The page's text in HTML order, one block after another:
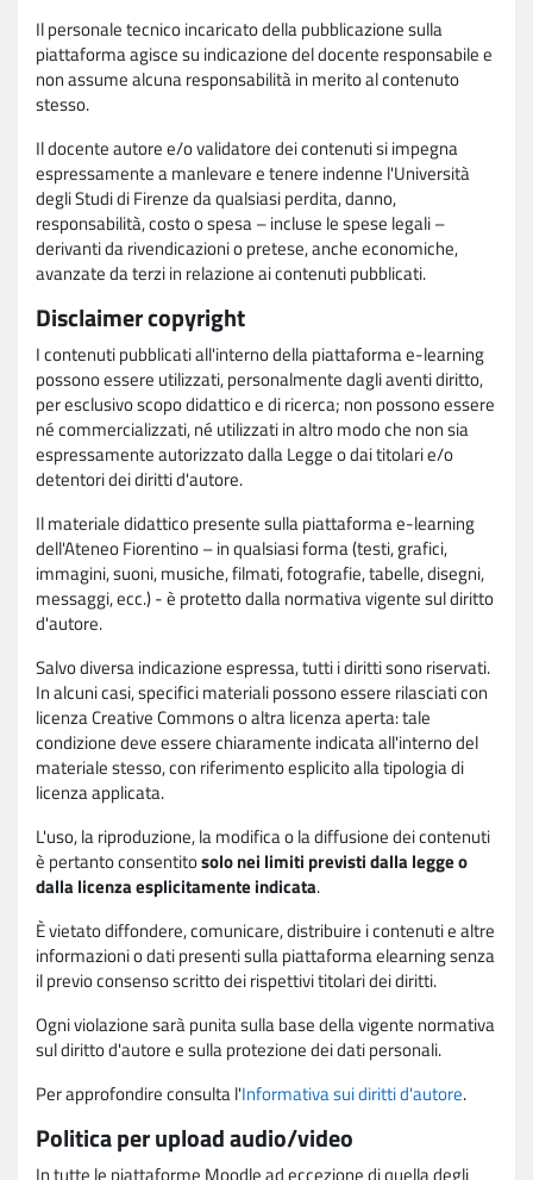
Il personale tecnico incaricato della pubblicazione sulla
piattaforma agisce su indicazione del docente responsabile e
non assume alcuna responsabilità in merito al contenuto
stesso.
Il docente autore e/o validatore dei contenuti si impegna
espressamente a manlevare e tenere indenne l'Università
degli Studi di Firenze da qualsiasi perdita, danno,
responsabilità, costo o spesa – incluse le spese legali –
derivanti da rivendicazioni o pretese, anche economiche,
avanzate da terzi in relazione ai contenuti pubblicati.
Disclaimer copyright
I contenuti pubblicati all'interno della piattaforma e-learning
possono essere utilizzati, personalmente dagli aventi diritto,
per esclusivo scopo didattico e di ricerca; non possono essere
né commercializzati, né utilizzati in altro modo che non sia
espressamente autorizzato dalla Legge o dai titolari e/o
detentori dei diritti d'autore.
Il materiale didattico presente sulla piattaforma e-learning
dell'Ateneo Fiorentino – in qualsiasi forma (testi, grafici,
immagini, suoni, musiche, filmati, fotografie, tabelle, disegni,
messaggi, ecc.) - è protetto dalla normativa vigente sul diritto
d'autore.
Salvo diversa indicazione espressa, tutti i diritti sono riservati.
In alcuni casi, specifici materiali possono essere rilasciati con
licenza Creative Commons o altra licenza aperta: tale
condizione deve essere chiaramente indicata all'interno del
materiale stesso, con riferimento esplicito alla tipologia di
licenza applicata.
L'uso, la riproduzione, la modifica o la diffusione dei contenuti
è pertanto consentitosolo nei limiti previsti dalla legge o
dalla licenza esplicitamente indicata.
È vietato diffondere, comunicare, distribuire i contenuti e altre
informazioni o dati presenti sulla piattaforma elearning senza
il previo consenso scritto dei rispettivi titolari dei diritti.
Ogni violazione sarà punita sulla base della vigente normativa
sul diritto d'autore e sulla protezione dei dati personali.
Per approfondire consulta l'Informativa sui diritti d'autore.
Politica per upload audio/video
In tutte le piattaforme Moodle ad eccezione di quella degli